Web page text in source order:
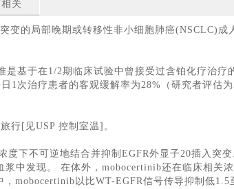
关
的局部晚期或转移性非小细胞肺癌(NSCLC)成
基于在1/2期临床试验中曾接受过含铂化疗治疗
次治疗患者的客观缓解率为28%（研究者评估
行[见USP 控制室温]。
下不可逆地结合并抑制EGFR外显子20插入突
中发现。 在体外，mobocertinib还在临床相关
mobocertinib以比WT-EGFR信号传导抑制低1.5